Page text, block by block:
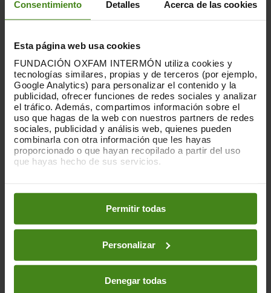
Consentimiento Detalles Acerca de las cookies
Esta página web usa cookies
FUNDACIÓN OXFAM INTERMÓN utiliza cookies y
tecnologías similares, propias y de terceros (por ejemplo,
Google Analytics) para personalizar el contenido y la
publicidad, ofrecer funciones de redes sociales y analizar
el tráfico. Además, compartimos información sobre el
uso que hagas de la web con nuestros partners de redes
sociales, publicidad y análisis web, quienes pueden
combinarla con otra información que les hayas
proporcionado o que hayan recopilado a partir del uso
que hayas hecho de sus servicios.
preferencias accediendo a nuestraPolítica de Cookieso
en los botones facilitados a continuación:
Permitir todas
Personalizar
Denegar todas
Publicacions Relacionades